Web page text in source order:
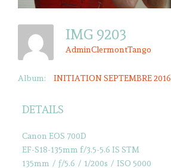
IMG 9203
AdminClermontTango
Album: INITIATION SEPTEMBRE 2016
DETAILS
Canon EOS 700D
EF-S18-135mm f/3.5-5.6 IS STM
135mm / ƒ/5.6 / 1/200s / ISO 5000